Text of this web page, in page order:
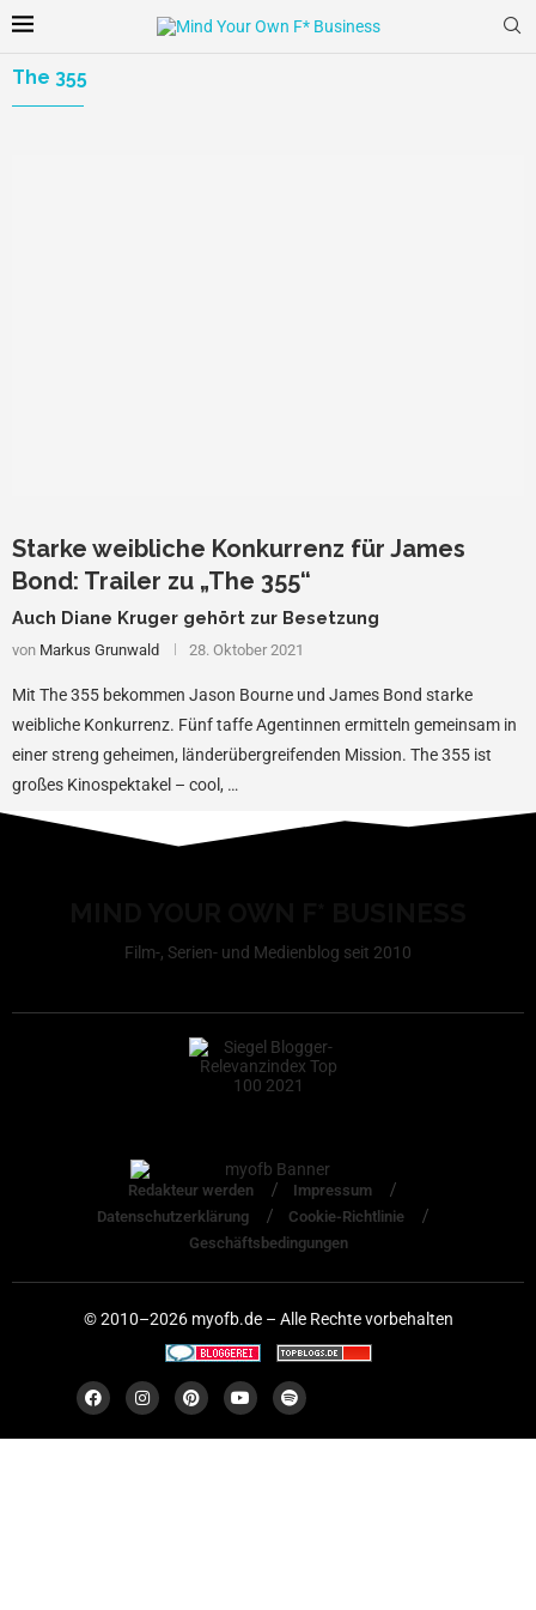
The 355
Starke weibliche Konkurrenz für James
Bond: Trailer zu „The 355“
Auch Diane Kruger gehört zur Besetzung
von Markus Grunwald 28. Oktober 2021
Mit The 355 bekommen Jason Bourne und James Bond starke
weibliche Konkurrenz. Fünf taffe Agentinnen ermitteln gemeinsam in
einer streng geheimen, länderübergreifenden Mission. The 355 ist
großes Kinospektakel – cool, …
Film-, Serien- und Medienblog seit 2010
Redakteur werden
Impressum
Datenschutzerklärung
Cookie-Richtlinie
Geschäftsbedingungen
© 2010–2026 myofb.de – Alle Rechte vorbehalten